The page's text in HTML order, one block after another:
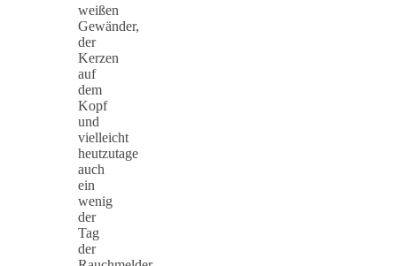
weißen
Gewänder,
der
Kerzen
auf
dem
Kopf
und
vielleicht
heutzutage
auch
ein
wenig
der
Tag
der